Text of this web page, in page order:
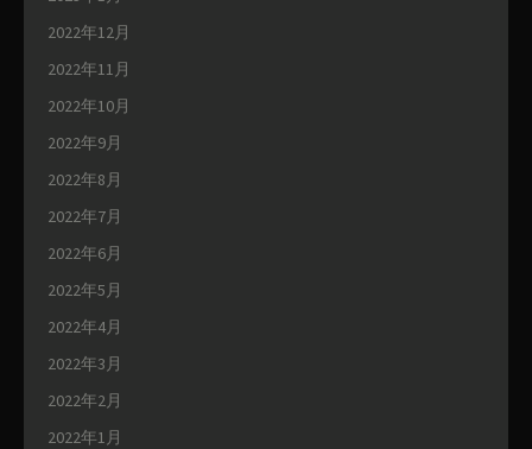
2022年12月
2022年11月
2022年10月
2022年9月
2022年8月
2022年7月
2022年6月
2022年5月
2022年4月
2022年3月
2022年2月
2022年1月